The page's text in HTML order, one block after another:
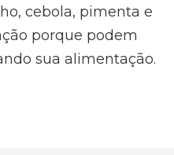
cebola, pimenta e
porque podem
sua alimentação.